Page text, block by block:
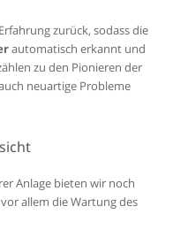
zurück, sodass die
automatisch erkannt und
zu den Pionieren der
neuartige Probleme
Anlage bieten wir noch
allem die Wartung des